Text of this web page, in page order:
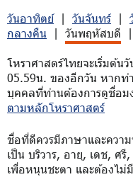
วันอาทิตย์| วันจันทร์ |
กลางคืน | วันพฤหัสบดี |
โหราศาสตร์ไทยจะเริ่มต้น
05.59น. ของอีกวัน หากท่
บุคคลที่ท่านต้องการดูชื่อม
ตามหลักโหราศาสตร์
ชื่อที่ดีควรมีภาษาและคว
เป็น บริวาร, อายุ, เดช, ศ
เพื่อหนุนชะตา และต้องไ